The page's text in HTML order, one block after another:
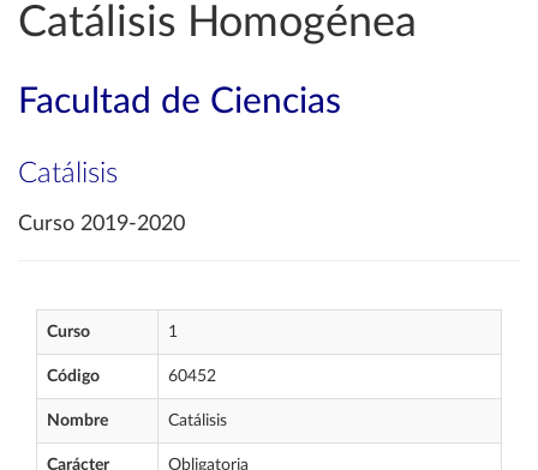
Catálisis Homogénea
Facultad de Ciencias
Catálisis
Curso 2019-2020
Curso 1
Código 60452
Nombre Catálisis
Carácter Obligatoria